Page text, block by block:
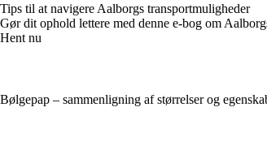
Tips til at navigere Aalborgs transportmuligheder
Gør dit ophold lettere med denne e-bog om
Hent nu
Bølgepap – sammenligning af størrelser og